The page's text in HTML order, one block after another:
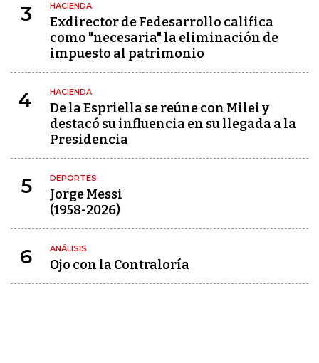
3 HACIENDA
Exdirector de Fedesarrollo califica
como "necesaria" la eliminación de
impuesto al patrimonio
4 HACIENDA
De la Espriella se reúne con Milei y
destacó su influencia en su llegada a la
Presidencia
5 DEPORTES
Jorge Messi
(1958-2026)
6 ANÁLISIS
Ojo con la Contraloría